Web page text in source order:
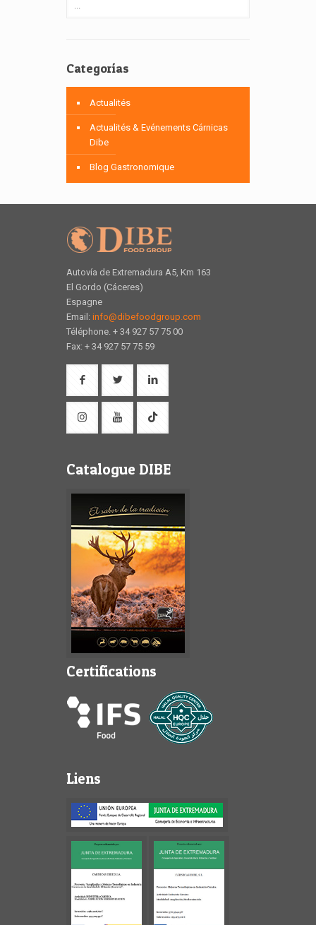
Categorías
Actualités
Actualités & Evénements Cárnicas
Dibe
Blog Gastronomique
Autovía de Extremadura A5, Km 163
El Gordo (Cáceres)
Espagne
Email: info@dibefoodgroup.com
Téléphone. + 34 927 57 75 00
Fax: + 34 927 57 75 59
Catalogue DIBE
Certifications
Liens